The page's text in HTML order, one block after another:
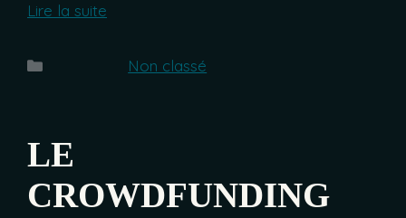
Lire la suite
Non classé
LE
CROWDFUNDING